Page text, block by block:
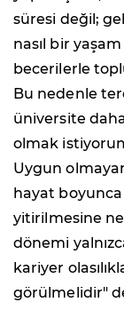
süresi değil;
nasıl bir
becerilerle
Bu nedenle
üniversite
olmak
Uygun
hayat
yitirilmesine
dönemi
kariyer
görülmelidir"